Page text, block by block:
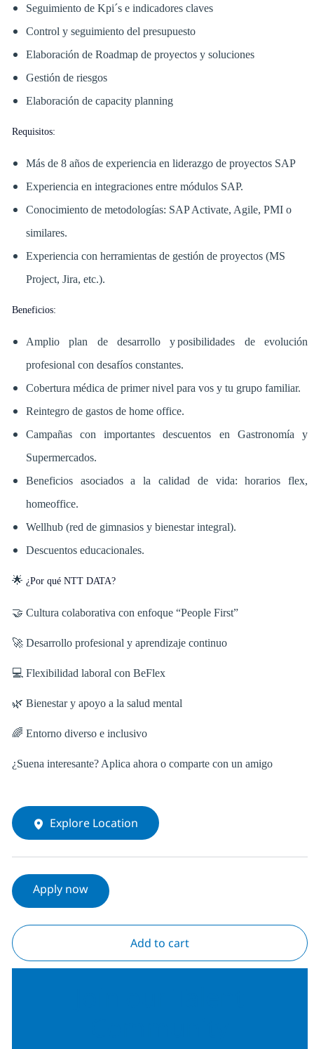
Seguimiento de Kpi´s e indicadores claves
Control y seguimiento del presupuesto
Elaboración de Roadmap de proyectos y soluciones
Gestión de riesgos
Elaboración de capacity planning
Requisitos:
Más de 8 años de experiencia en liderazgo de proyectos SAP
Experiencia en integraciones entre módulos SAP.
Conocimiento de metodologías: SAP Activate, Agile, PMI o
similares.
Experiencia con herramientas de gestión de proyectos (MS
Project, Jira, etc.).
Beneficios:
Amplio plan de desarrollo y posibilidades de evolución
profesional con desafíos constantes.
Cobertura médica de primer nivel para vos y tu grupo familiar.
Reintegro de gastos de home office.
Campañas con importantes descuentos en Gastronomía y
Supermercados.
Beneficios asociados a la calidad de vida: horarios flex,
homeoffice.
Wellhub (red de gimnasios y bienestar integral).
Descuentos educacionales.
🌟 ¿Por qué NTT DATA?
🤝 Cultura colaborativa con enfoque “People First”
🚀 Desarrollo profesional y aprendizaje continuo
💻 Flexibilidad laboral con BeFlex
🌿 Bienestar y apoyo a la salud mental
🌈 Entorno diverso e inclusivo
¿Suena interesante? Aplica ahora o comparte con un amigo
Explore Location
Apply now
Add to cart